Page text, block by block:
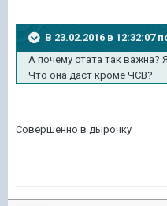
В 23.02.2016 в 12:32:07
А почему стата так
Что она даст кроме ЧСВ?
​Совершенно в дырочку